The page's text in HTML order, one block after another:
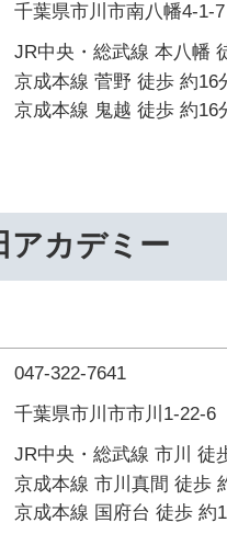
千葉県市川市南八幡4-1-
JR中央・総武線 本八幡
京成本線 菅野 徒歩 約16
京成本線 鬼越 徒歩 約16
アカデミー
047-322-7641
千葉県市川市市川1-22-6
JR中央・総武線 市川 徒
京成本線 市川真間 徒歩
京成本線 国府台 徒歩 約